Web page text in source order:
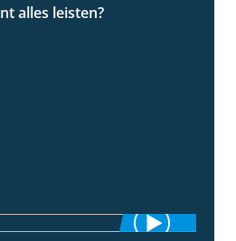
alles leisten?